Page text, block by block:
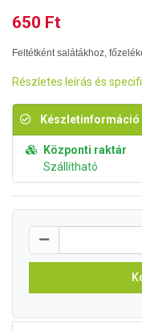
650 Ft
Feltétként salátákhoz,
Részletes leírás és
Készletinformáció
Központi raktár
Szállítható